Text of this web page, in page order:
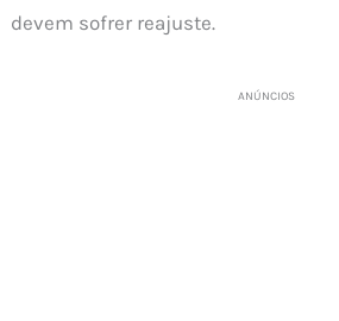
devem sofrer reajuste.
ANÚNCIOS